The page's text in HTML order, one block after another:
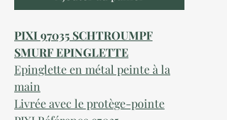
PIXI 97035 SCHTROUMPF
SMURF EPINGLETTE
Epinglette en métal peinte à la
main
Livrée avec le protège-pointe